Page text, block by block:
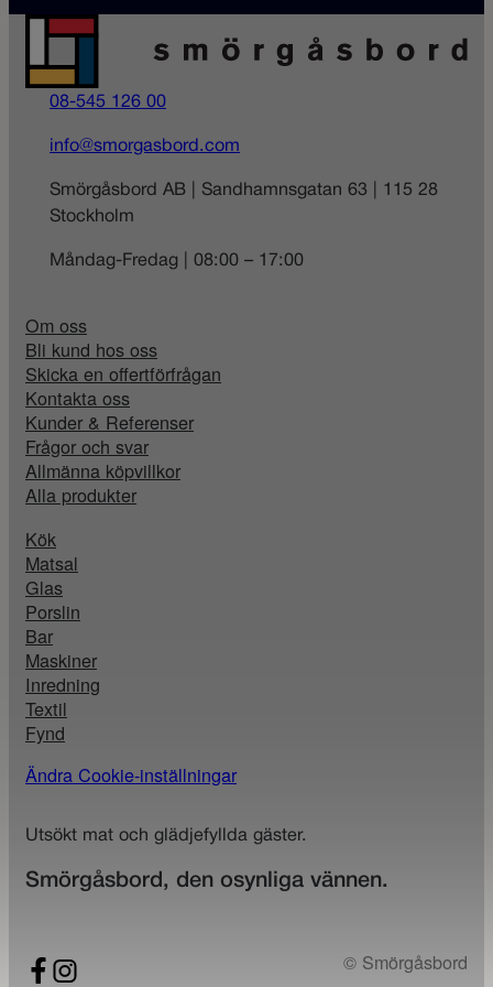
08-545 126 00
info@smorgasbord.com
Smörgåsbord AB | Sandhamnsgatan 63 | 115 28
Stockholm
Måndag-Fredag | 08:00 – 17:00
Om oss
Bli kund hos oss
Skicka en offertförfrågan
Kontakta oss
Kunder & Referenser
Frågor och svar
Allmänna köpvillkor
Alla produkter
Kök
Matsal
Glas
Porslin
Bar
Maskiner
Inredning
Textil
Fynd
Ändra Cookie-inställningar
Utsökt mat och glädjefyllda gäster.
Smörgåsbord, den osynliga vännen.
© Smörgåsbord